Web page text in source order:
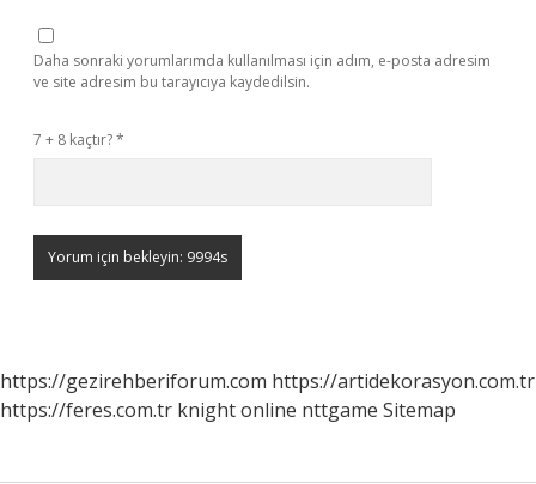
Daha sonraki yorumlarımda kullanılması için adım, e-posta adresim
ve site adresim bu tarayıcıya kaydedilsin.
7 + 8 kaçtır?*
https://gezirehberiforum.com https://artidekorasyon.com.tr
https://feres.com.tr knight online nttgame Sitemap